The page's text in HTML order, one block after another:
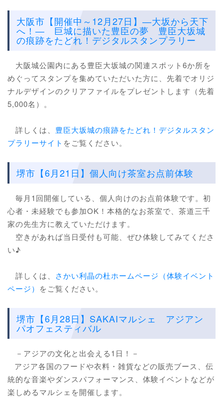
大阪市【開催中～12月27日】―大坂から天下
へ！― 巨城に描いた豊臣の夢 豊臣大坂城
の痕跡をたどれ！デジタルスタンプラリー
大阪城公園内にある豊臣大坂城の関連スポット6か所を
めぐってスタンプを集めていただいた方に、先着でオリジ
ナルデザインのクリアファイルをプレゼントします（先着
5,000名）。
詳しくは、 豊臣大坂城の痕跡をたどれ！デジタルスタン
プラリーサイト をご覧ください。
堺市【6月21日】個人向け茶室お点前体験
毎月1回開催している、個人向けのお点前体験です。初
心者・未経験でも参加OK！本格的なお茶室で、茶道三千
家の先生方に教えていただけます。
空きがあれば当日受付も可能、ぜひ体験してみてくださ
い♪
詳しくは、 さかい利晶の杜ホームページ（体験イベント
ページ） をご覧ください。
堺市【6月28日】SAKAIマルシェ アジアン
パオフェスティバル
－アジアの文化と出会える1日！－
アジア各国のフードや衣料・雑貨などの販売ブース、伝
統的な音楽やダンスパフォーマンス、体験イベントなどが
楽しめるマルシェを開催します。